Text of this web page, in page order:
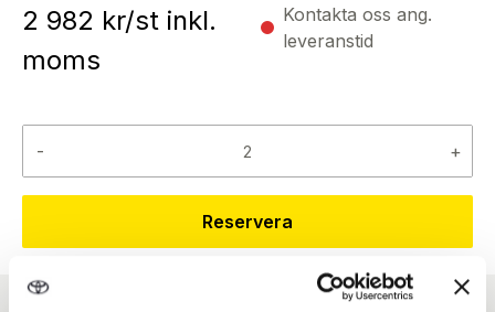
2 982 kr/st inkl.
moms
Kontakta oss ang.
leveranstid
- +
Reservera